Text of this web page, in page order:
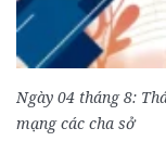
Ngày 04 tháng 8:
mạng các cha sở